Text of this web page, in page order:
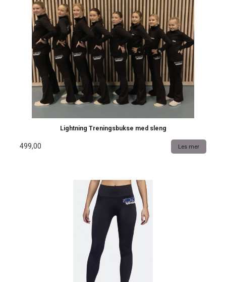
Lightning Treningsbukse med sleng
499,00 Les mer